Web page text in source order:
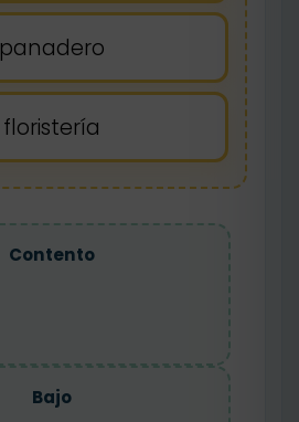
panadero
floristería
Contento
Bajo